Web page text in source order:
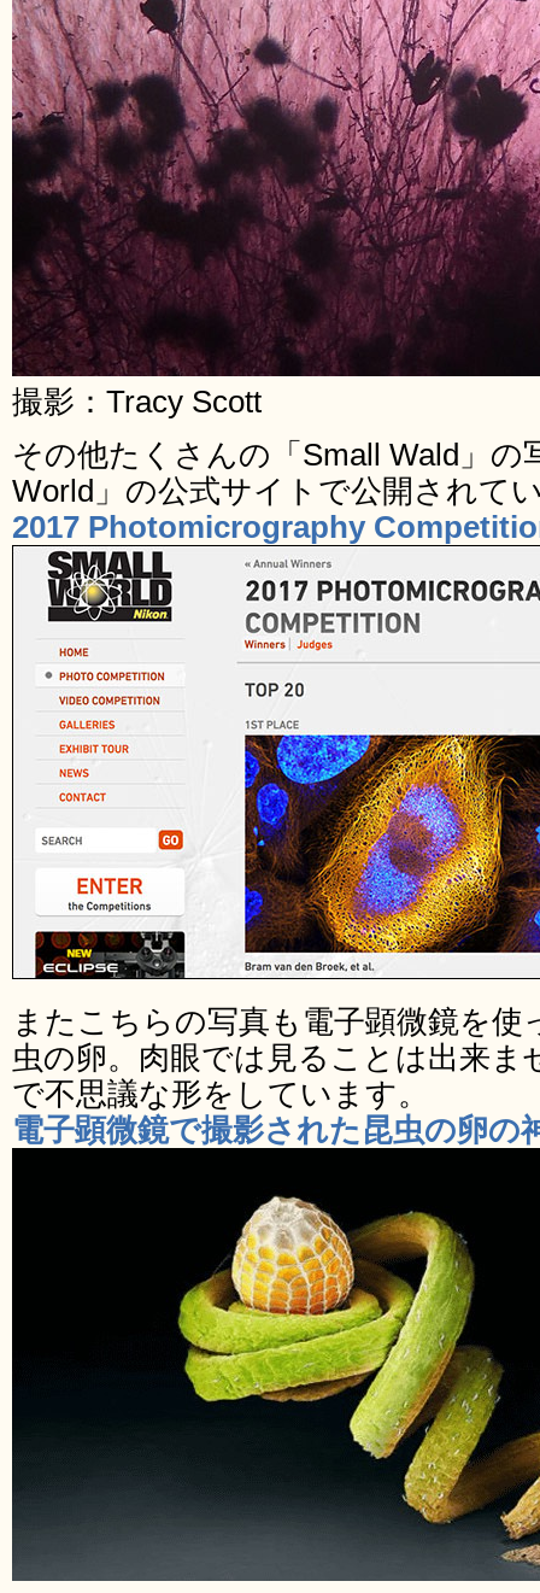
撮影：Tracy Scott
その他たくさんの「Small Wald」の
World」の公式サイトで公開されて
2017 Photomicrography
またこちらの写真も電子顕微鏡を
虫の卵。肉眼では見ることは出来
で不思議な形をしています。
電子顕微鏡で撮影された昆虫の卵の